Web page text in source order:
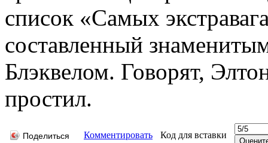
список «Самых
составленный
Блэквелом. Говорят,
простил.
Поделиться Комментировать Код для вставки